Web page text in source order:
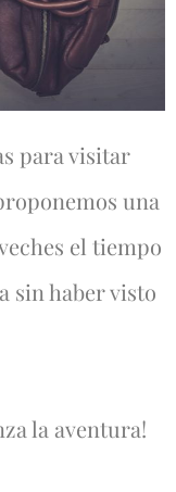
para visitar
una
el tiempo
sin haber visto
la aventura!